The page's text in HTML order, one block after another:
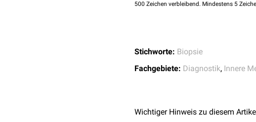
500 Zeichen verbleibend. Mindestens 5
Stichworte: Biopsie
Fachgebiete: Diagnostik, Innere
Wichtiger Hinweis zu diesem